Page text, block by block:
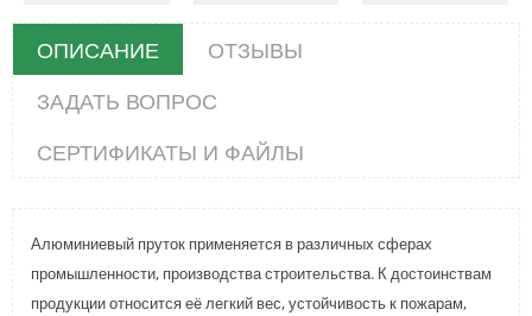
ОПИСАНИЕ
ОТЗЫВЫ
ЗАДАТЬ ВОПРОС
СЕРТИФИКАТЫ И ФАЙЛЫ
Алюминиевый пруток применяется в различных сферах
промышленности, производства строительства. К достоинствам
продукции относится её легкий вес, устойчивость к пожарам,